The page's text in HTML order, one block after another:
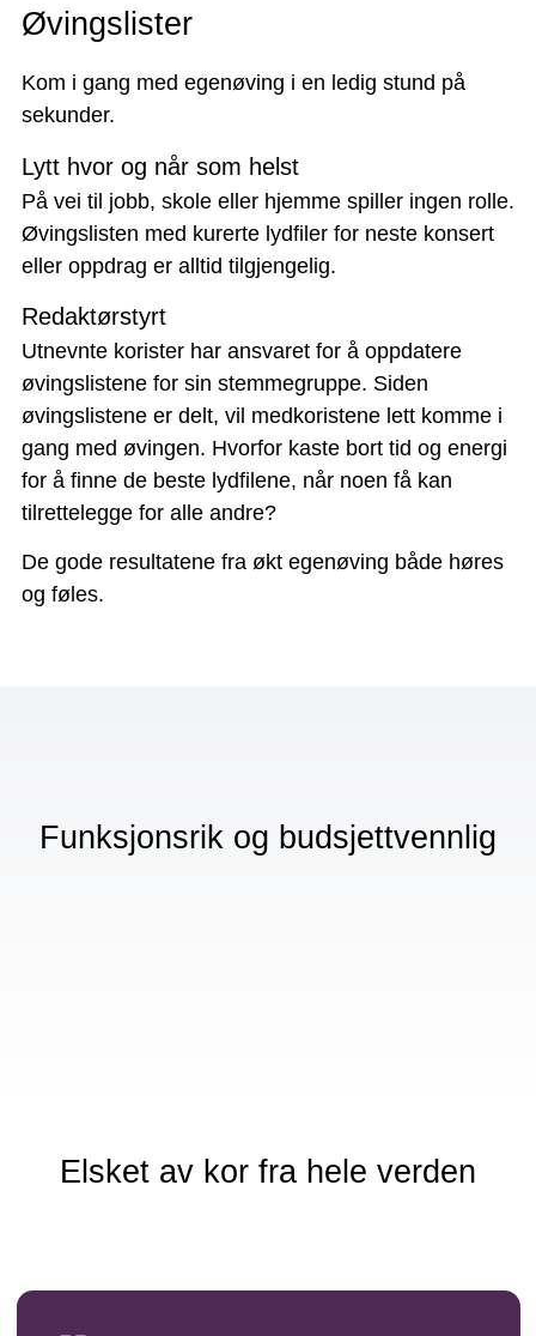
Øvingslister
Kom i gang med egenøving i en ledig stund på
sekunder.
Lytt hvor og når som helst
På vei til jobb, skole eller hjemme spiller ingen rolle.
Øvingslisten med kurerte lydfiler for neste konsert
eller oppdrag er alltid tilgjengelig.
Redaktørstyrt
Utnevnte korister har ansvaret for å oppdatere
øvingslistene for sin stemmegruppe. Siden
øvingslistene er delt, vil medkoristene lett komme i
gang med øvingen. Hvorfor kaste bort tid og energi
for å finne de beste lydfilene, når noen få kan
tilrettelegge for alle andre?
De gode resultatene fra økt egenøving både høres
og føles.
Funksjonsrik og budsjettvennlig
Elsket av kor fra hele verden